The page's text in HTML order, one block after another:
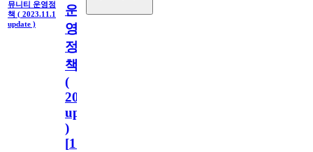
뮤니티 운영정
책 ( 2023.11.1
update )
운
영
정
책
(
2023.11.1
update
)
[110